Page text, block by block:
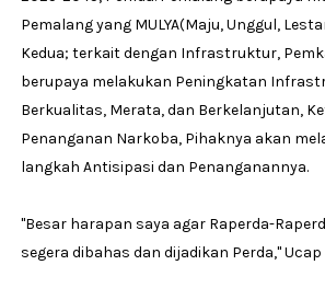
Pemalang yang MULYA(Maju, Unggul,
Kedua; terkait dengan Infrastruktur,
berupaya melakukan Peningkatan
Berkualitas, Merata, dan Berkelanjutan,
Penanganan Narkoba, Pihaknya akan
langkah Antisipasi dan Penanganannya.
''Besar harapan saya agar Raperda-
segera dibahas dan dijadikan Perda,''